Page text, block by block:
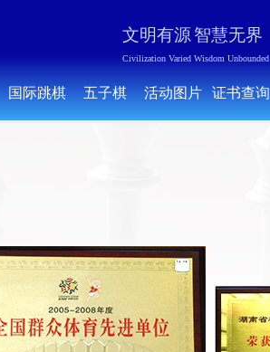
国际跳棋 五子棋 活动图片 证书查询
文明有源 智慧无界
Civilization Varied Wisdom Unbounded